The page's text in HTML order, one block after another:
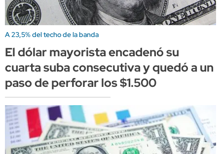
A 23,5% del techo de la banda
El dólar mayorista encadenó su
cuarta suba consecutiva y quedó a un
paso de perforar los $1.500